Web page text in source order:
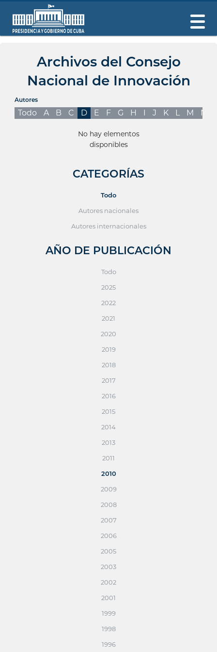
Archivos del Consejo
Nacional de Innovación
Autores
Todo A B C D E F G H I J K L M N
No hay elementos
disponibles
CATEGORÍAS
Todo
Autores nacionales
Autores internacionales
AÑO DE PUBLICACIÓN
Todo
2025
2022
2021
2020
2019
2018
2017
2016
2015
2014
2013
2011
2010
2009
2008
2007
2006
2005
2003
2002
2001
1999
1998
1996